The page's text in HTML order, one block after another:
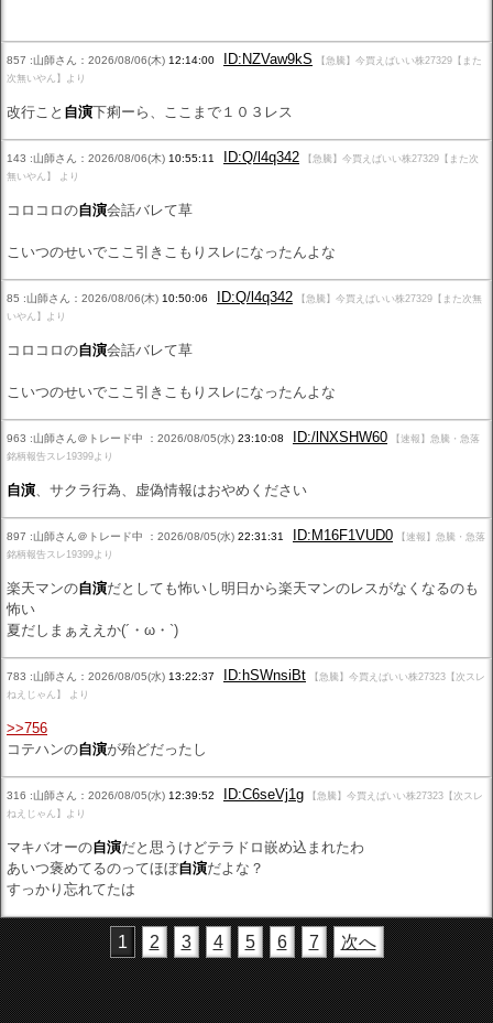
857 :山師さん：2026/08/06(木) 12:14:00 ID:NZVaw9kS
【急騰】今買えばいい株27329【また
次無いやん】より
改行こと 自演下痢ーら、ここまで１０３レス
143 :山師さん：2026/08/06(木) 10:55:11 ID:Q/l4q342
【急騰】今買えばいい株27329【また次
無いやん】 より
コロコロの自演会話バレて草
こいつのせいでここ引きこもりスレになったんよな
85 :山師さん：2026/08/06(木) 10:50:06 ID:Q/l4q342
【急騰】今買えばいい株27329【また次無
いやん】より
コロコロの自演会話バレて草
こいつのせいでここ引きこもりスレになったんよな
963 :山師さん＠トレード中 ：2026/08/05(水) 23:10:08 ID:/lNXSHW60
【速報】急騰・急落
銘柄報告スレ19399より
自演、サクラ行為、虚偽情報はおやめください
897 :山師さん＠トレード中 ：2026/08/05(水) 22:31:31 ID:M16F1VUD0
【速報】急騰・急落
銘柄報告スレ19399より
楽天マンの自演だとしても怖いし明日から楽天マンのレスがなくなるのも
怖い
夏だしまぁええか(´・ω・`)
783 :山師さん：2026/08/05(水) 13:22:37 ID:hSWnsiBt
【急騰】今買えばいい株27323【次スレ
ねえじゃん】 より
>>756
コテハンの自演が殆どだったし
316 :山師さん：2026/08/05(水) 12:39:52 ID:C6seVj1g
【急騰】今買えばいい株27323【次スレ
ねえじゃん】より
マキバオーの自演だと思うけどテラドロ嵌め込まれたわ
あいつ褒めてるのってほぼ自演だよな？
すっかり忘れてたは
1 2 3 4 5 6 7 次へ